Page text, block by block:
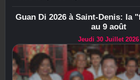
Guan Di 2026 à Saint-Denis: la
au 9 août
Jeudi 30 Juillet 2026